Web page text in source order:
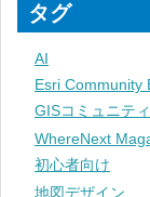
タグ
AI
Esri Community
GISコミュニテ
WhereNext
初心者向け
地図デザイン